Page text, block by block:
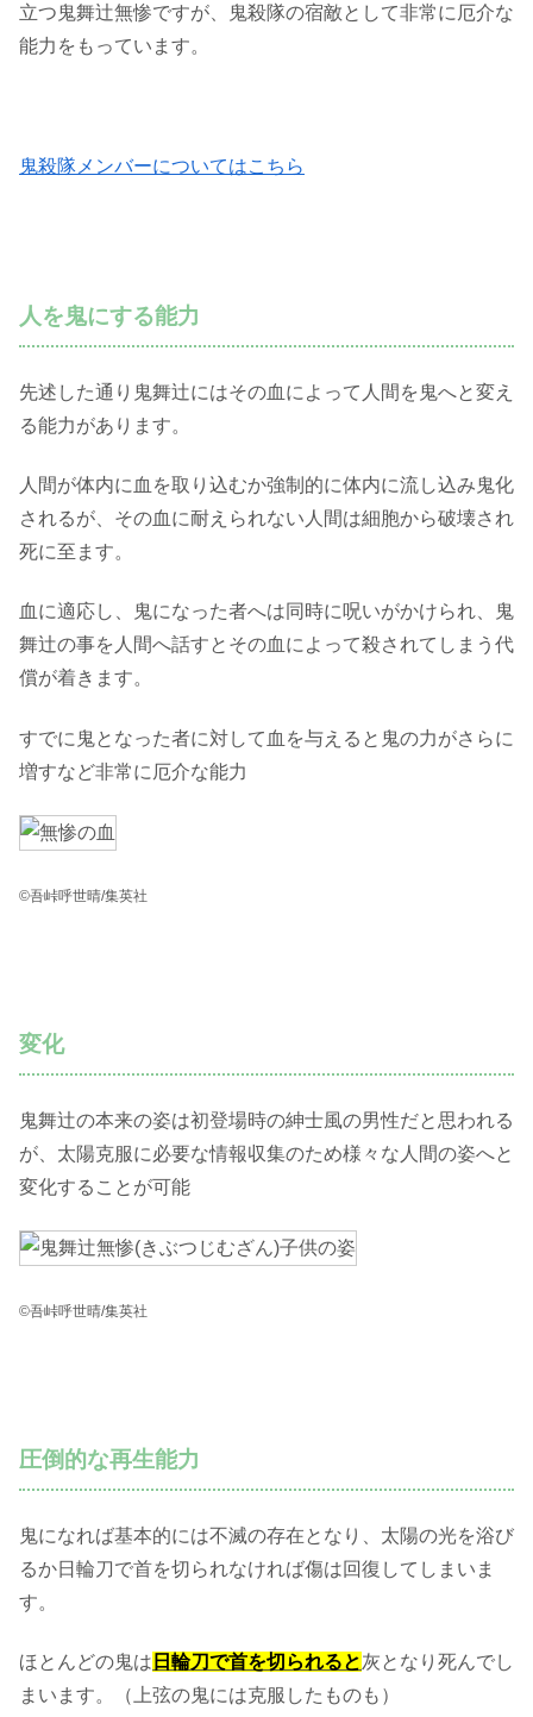
立つ鬼舞辻無惨ですが、鬼殺隊の宿敵として非常に厄介な
能力をもっています。
鬼殺隊メンバーについてはこちら
人を鬼にする能力
先述した通り鬼舞辻にはその血によって人間を鬼へと変え
る能力があります。
人間が体内に血を取り込むか強制的に体内に流し込み鬼化
されるが、その血に耐えられない人間は細胞から破壊され
死に至ます。
血に適応し、鬼になった者へは同時に呪いがかけられ、鬼
舞辻の事を人間へ話すとその血によって殺されてしまう代
償が着きます。
すでに鬼となった者に対して血を与えると鬼の力がさらに
増すなど非常に厄介な能力
©吾峠呼世晴/集英社
変化
鬼舞辻の本来の姿は初登場時の紳士風の男性だと思われる
が、太陽克服に必要な情報収集のため様々な人間の姿へと
変化することが可能
©吾峠呼世晴/集英社
圧倒的な再生能力
鬼になれば基本的には不滅の存在となり、太陽の光を浴び
るか日輪刀で首を切られなければ傷は回復してしまいま
す。
ほとんどの鬼は 日輪刀で首を切られると灰となり死んでし
まいます。（上弦の鬼には克服したものも）